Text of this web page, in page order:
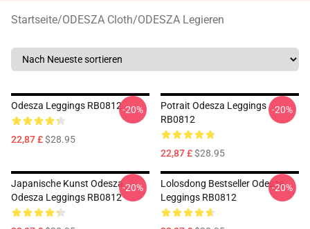
Startseite/ODESZA Cloth/ODESZA Legieren
Odesza Leggings RB0812
22,87 £$28.95
-20%
Potrait Odesza Leggings
RB0812
22,87 £$28.95
-20%
Japanische Kunst Odesza
Odesza Leggings RB0812
-20%
Lolosdong Bestseller Odesza
Leggings RB0812
-20%